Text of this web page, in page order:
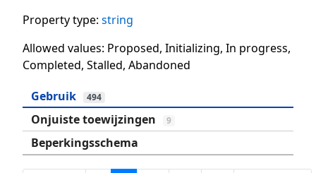
Property type: string
Allowed values: Proposed, Initializing, In progress,
Completed, Stalled, Abandoned
Gebruik
494
Onjuiste toewijzingen 9
Beperkingsschema